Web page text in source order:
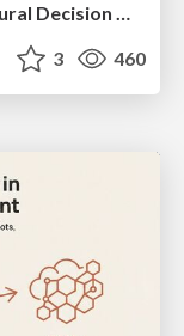
Technical Leadership for Architectural Decision Making
3 460